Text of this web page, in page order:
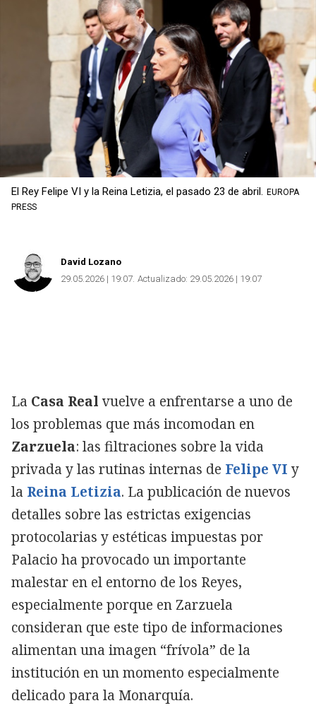
Copiar
El Rey Felipe VI y la Reina Letizia, el pasado 23 de abril. EUROPA
PRESS
David Lozano
29.05.2026 | 19:07 Actualizado: 29.05.2026 | 19:07
La Casa Realvuelve a enfrentarse a uno de
los problemas que más incomodan en
Zarzuela: las filtraciones sobre la vida
privada y las rutinas internas de Felipe VI y
la Reina Letizia. La publicación de nuevos
detalles sobre las estrictas exigencias
protocolarias y estéticas impuestas por
Palacio ha provocado un importante
malestar en el entorno de los Reyes,
especialmente porque en Zarzuela
consideran que este tipo de informaciones
alimentan una imagen “frívola” de la
institución en un momento especialmente
delicado para la Monarquía.